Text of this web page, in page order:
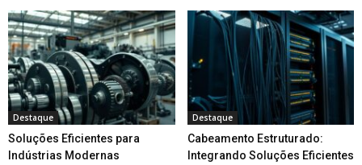
Destaque
Soluções Eficientes para
Indústrias Modernas
Destaque
Cabeamento Estruturado:
Integrando Soluções Eficientes